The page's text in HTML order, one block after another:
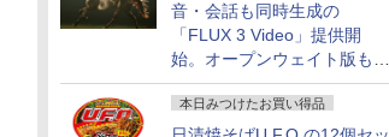
音・会話も同時生成の
「FLUX 3 Video」提供開
始。オープンウェイト版も計
画
本日みつけたお買い得品